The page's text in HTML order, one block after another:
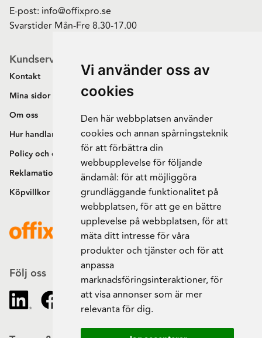
Vi använder oss av
cookies
Den här webbplatsen använder
cookies och annan spårningsteknik
för att förbättra din
webbupplevelse för följande
ändamål: för att möjliggöra
grundläggande funktionalitet på
webbplatsen,för att ge en bättre
upplevelse på webbplatsen,för att
mäta ditt intresse för våra
produkter och tjänster och för att
anpassa
marknadsföringsinteraktioner,för
att visa annonser som är mer
relevanta för dig.
E-post: info@offixpro.se
Svarstider Mån-Fre 8.30-17.00
Kundservice
Kontakt
Mina sidor
Om oss
Hur handlar jag?
Policy och cookies
Reklamation och retur
Köpvillkor
Följ oss